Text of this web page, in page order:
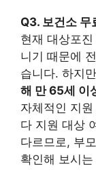
Q3. 보건소 무
현재 대상포
니기 때문에
습니다. 하지만
해 만 65세 이
자체적인 지
다 지원 대상
다르므로, 부
확인해 보시